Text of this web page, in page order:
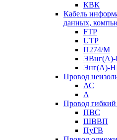
КВК
Кабель
данных,
FTP
UTP
П274/М
ЭВнг(А)-
Энг(А)-
Провод
АС
А
Провод гибкий
ПВС
ШВВП
ПуГВ